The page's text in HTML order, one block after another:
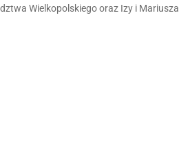
Wielkopolskiego oraz Izy i Mariusza